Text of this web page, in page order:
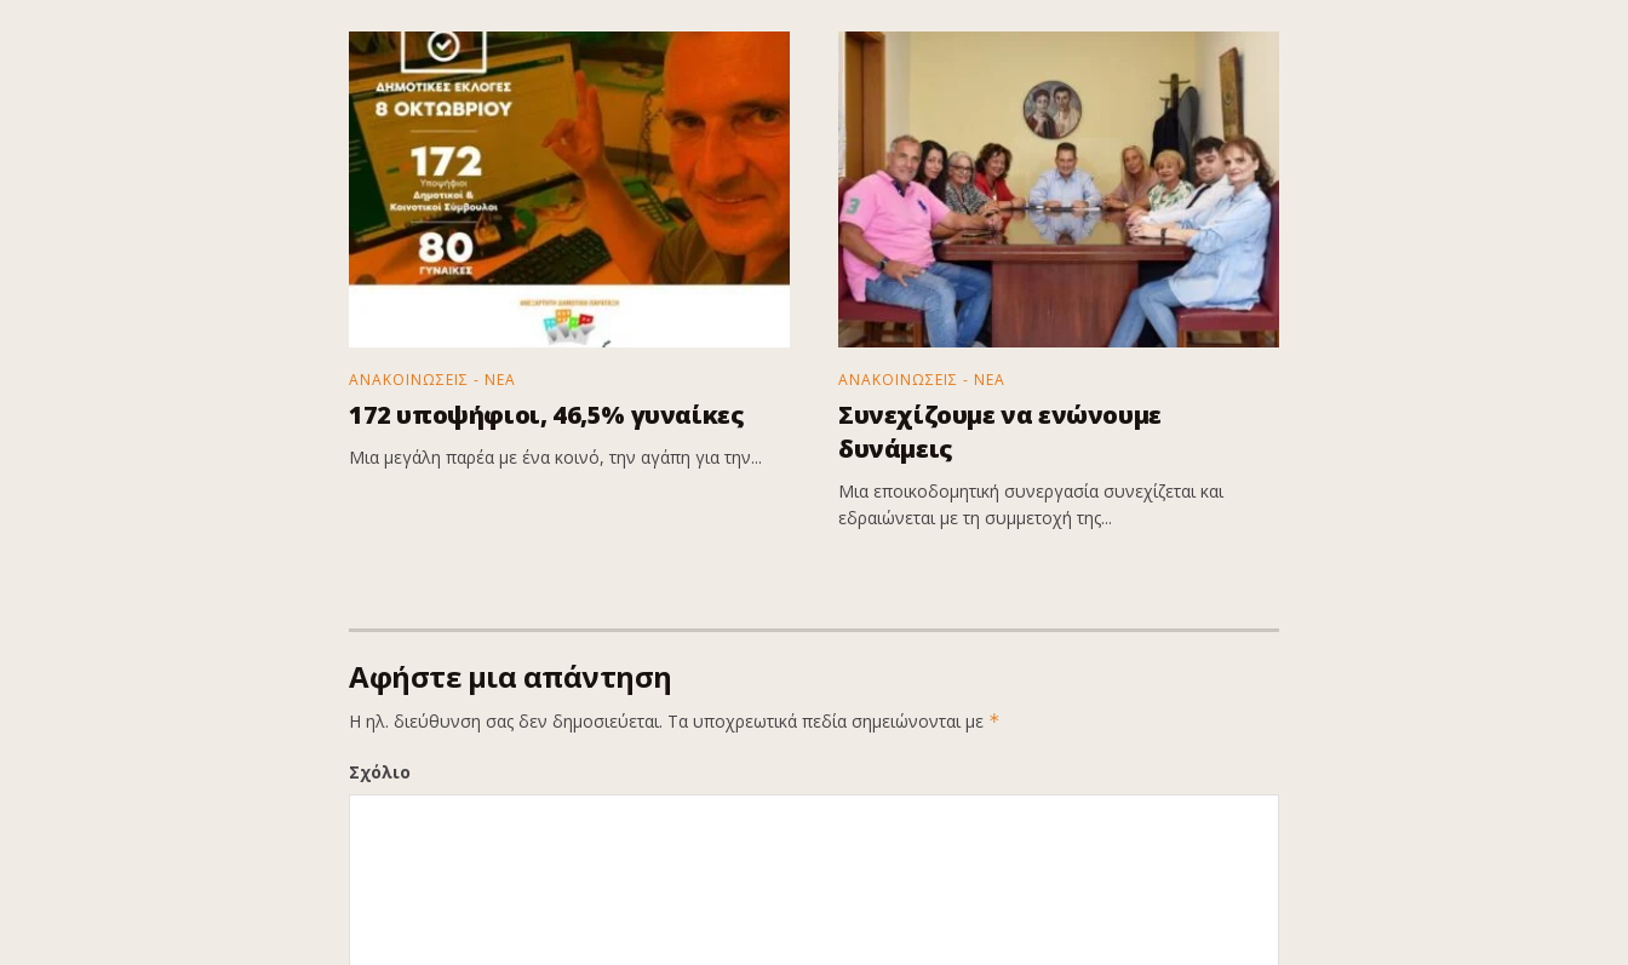
ΑΝΑΚΟΙΝΩΣΕΙΣ - ΝΕΑ
172 υποψήφιοι, 46,5% γυναίκες
Μια μεγάλη παρέα με ένα κοινό, την αγάπη για την...
ΑΝΑΚΟΙΝΩΣΕΙΣ - ΝΕΑ
Συνεχίζουμε να ενώνουμε
δυνάμεις
Μια εποικοδομητική συνεργασία συνεχίζεται και
εδραιώνεται με τη συμμετοχή της...
Αφήστε μια απάντηση
Η ηλ. διεύθυνση σας δεν δημοσιεύεται. Τα υποχρεωτικά πεδία σημειώνονται με *
Σχόλιο